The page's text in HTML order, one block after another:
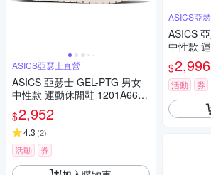
ASICS亞瑟士直營
ASICS 亞瑟士 GEL-PTG 男女
中性款 運動休閒鞋 1201A662-
101
$2,952
4.3 (2)
活動 券
ASICS亞
ASICS
中性款 運動休閒鞋 1201A789-
020
$2,996
活動 券